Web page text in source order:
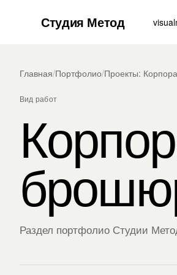
Студия Метод
Главная/Портфолио/Проекты:
Вид работ
Раздел портфолио Студии